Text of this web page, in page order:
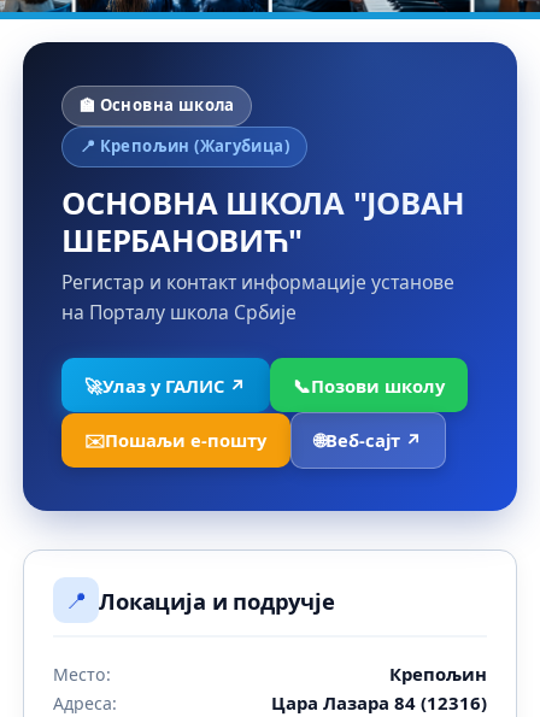
🏫 Основна школа
📍 Крепољин (Жагубица)
ОСНОВНА ШКОЛА "ЈОВАН
ШЕРБАНОВИЋ"
Регистар и контакт информације установе
на Порталу школа Србије
🚀Улаз у ГАЛИС ↗ 📞Позови школу
✉️Пошаљи е-пошту 🌐Веб-сајт ↗
📍 Локација и подручје
Место: Крепољин
Адреса: Цара Лазара 84 (12316)